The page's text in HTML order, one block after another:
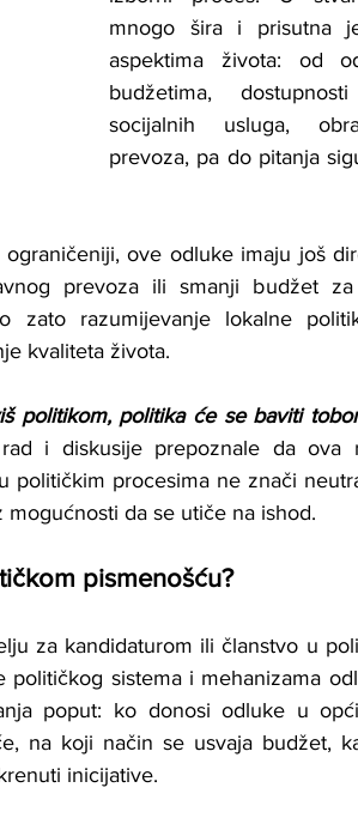
mnogo šira i prisutna
aspektima života: od
budžetima,
socijalnih usluga,
prevoza, pa do pitanja
ove odluke imaju još
prevoza ili smanji budžet za
zato razumijevanje lokalne
kvaliteta života.
politikom, politika će se baviti
i diskusije prepoznale da ova
političkim procesima ne znači
da se utiče na ishod.
pismenošću?
za kandidaturom ili članstvo u
političkog sistema i mehanizama
poput: ko donosi odluke u
na koji način se usvaja budžet,
inicijative.